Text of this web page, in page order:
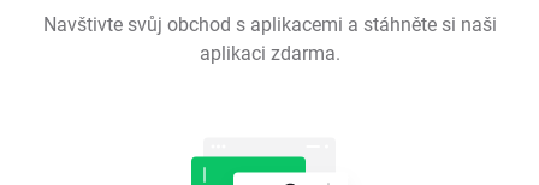
Navštivte svůj obchod s aplikacemi a stáhněte si naši
aplikaci zdarma.